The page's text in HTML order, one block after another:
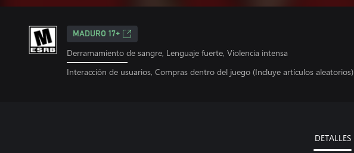
MADURO 17+
Derramamiento de sangre, Lenguaje fuerte, Violencia intensa
Interacción de usuarios, Compras dentro del juego (Incluye artículos aleatorios)
DETALLES